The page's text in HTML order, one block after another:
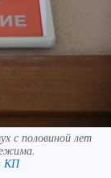
с половиной лет
КП